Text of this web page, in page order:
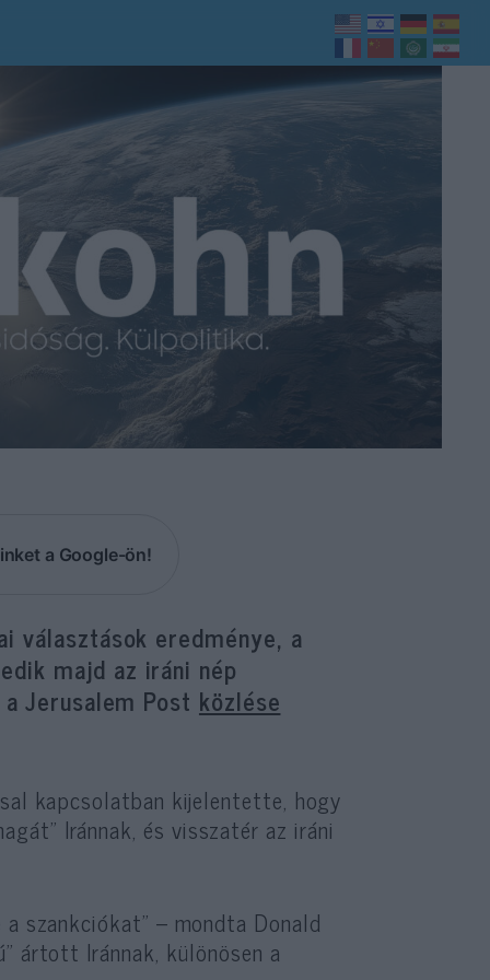
a Google-ön!
választások eredménye, a
majd az iráni nép
Jerusalem Post közlése
kapcsolatban kijelentette, hogy
Iránnak, és visszatér az iráni
szankciókat” – mondta Donald
ártott Iránnak, különösen a